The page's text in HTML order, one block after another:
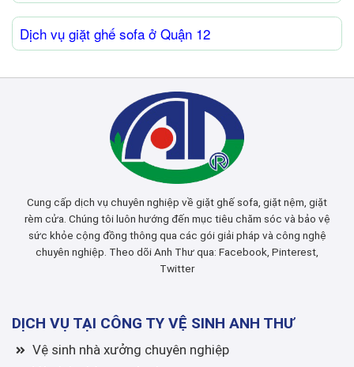
Dịch vụ giặt ghế sofa ở Quận 12
Cung cấp dịch vụ chuyên nghiệp về giặt ghế sofa, giặt nệm, giặt
rèm cửa. Chúng tôi luôn hướng đến mục tiêu chăm sóc và bảo vệ
sức khỏe cộng đồng thông qua các gói giải pháp và công nghệ
chuyên nghiệp. Theo dõi Anh Thư qua: Facebook, Pinterest,
Twitter
DỊCH VỤ TẠI CÔNG TY VỆ SINH ANH THƯ
Vệ sinh nhà xưởng chuyên nghiệp